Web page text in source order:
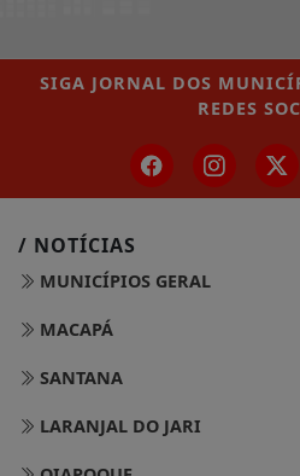
SIGA JORNAL DOS
REDES
/ NOTÍCIAS
MUNICÍPIOS GERAL
MACAPÁ
SANTANA
LARANJAL DO JARI